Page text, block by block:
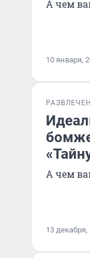
А чем
10 января,
А чем
13 декабря,